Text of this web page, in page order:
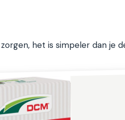
het is simpeler dan je